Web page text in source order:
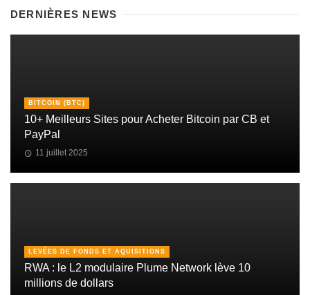
DERNIÈRES NEWS
BITCOIN (BTC)
10+ Meilleurs Sites pour Acheter Bitcoin par CB et
PayPal
11 juillet 2025
LEVÉES DE FONDS ET AQUISITIONS
RWA : le L2 modulaire Plume Network lève 10
millions de dollars